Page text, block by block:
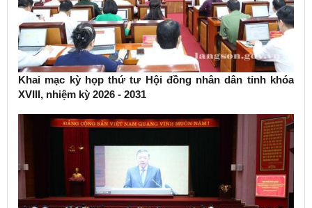
Khai mạc kỳ họp thứ tư Hội đồng nhân dân tỉnh khóa
XVIII, nhiệm kỳ 2026 - 2031